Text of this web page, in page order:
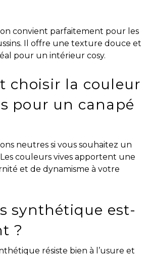
convient parfaitement pour les
Il offre une texture douce et
pour un intérieur cosy.
choisir la couleur
pour un canapé
neutres si vous souhaitez un
couleurs vives apportent une
et de dynamisme à votre
synthétique est-
?
résiste bien à l’usure et